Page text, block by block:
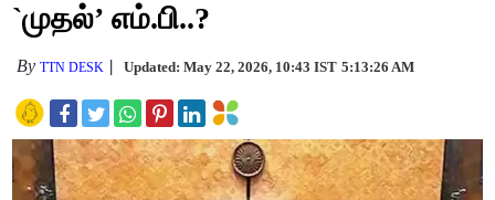
`முதல்’ எம்.பி..?
ByTTN DESK Updated: May 22, 2026, 10:43 IST 5:13:26 AM